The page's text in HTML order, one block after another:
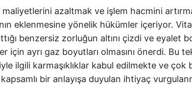
azaltmak ve işlem hacmini
eklenmesine yönelik hükümler içeriyor.
benzersiz zorluğun altını çizdi ve eyalet
için ayrı gaz boyutları olmasını önerdi. Bu
ilgili karmaşıklıklar kabul edilmekte ve çok
bir anlayışa duyulan ihtiyaç